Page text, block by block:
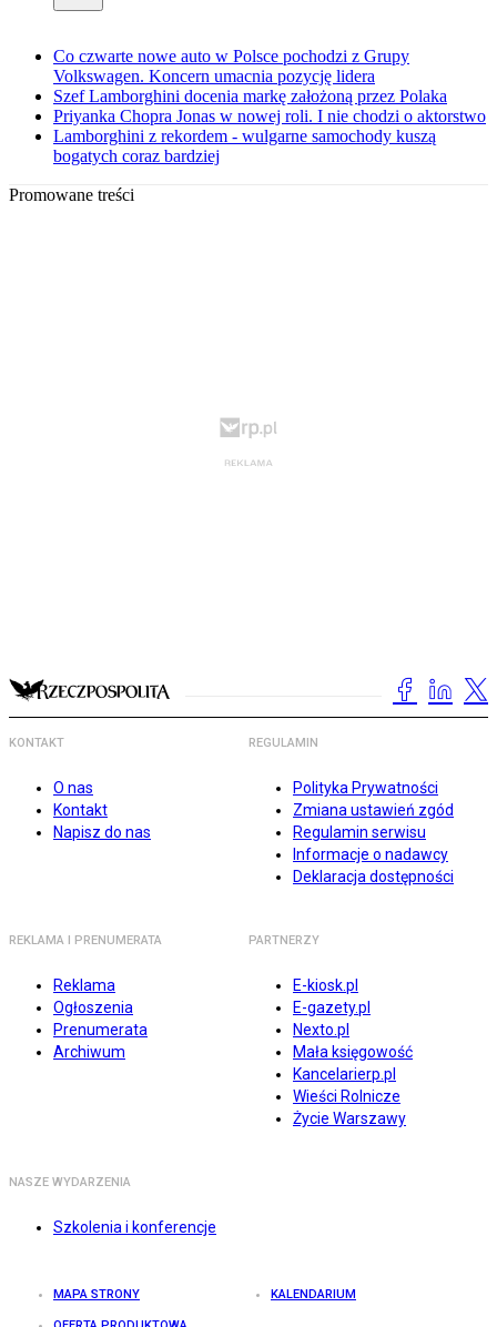
Co czwarte nowe auto w Polsce pochodzi z Grupy
Volkswagen. Koncern umacnia pozycję lidera
Szef Lamborghini docenia markę założoną przez Polaka
Priyanka Chopra Jonas w nowej roli. I nie chodzi o aktorstwo
Lamborghini z rekordem - wulgarne samochody kuszą
bogatych coraz bardziej
Promowane treści
KONTAKT
O nas
Kontakt
Napisz do nas
REGULAMIN
Polityka Prywatności
Zmiana ustawień zgód
Regulamin serwisu
Informacje o nadawcy
Deklaracja dostępności
REKLAMA I PRENUMERATA
Reklama
Ogłoszenia
Prenumerata
Archiwum
PARTNERZY
E-kiosk.pl
E-gazety.pl
Nexto.pl
Mała księgowość
Kancelarierp.pl
Wieści Rolnicze
Życie Warszawy
NASZE WYDARZENIA
Szkolenia i konferencje
MAPA STRONY KALENDARIUM